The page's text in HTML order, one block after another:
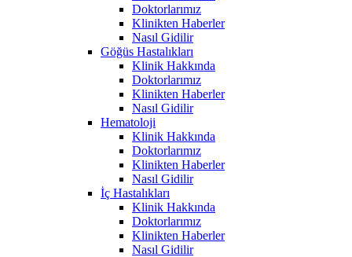
Doktorlarımız
Klinikten Haberler
Nasıl Gidilir
Göğüs Hastalıkları
Klinik Hakkında
Doktorlarımız
Klinikten Haberler
Nasıl Gidilir
Hematoloji
Klinik Hakkında
Doktorlarımız
Klinikten Haberler
Nasıl Gidilir
İç Hastalıkları
Klinik Hakkında
Doktorlarımız
Klinikten Haberler
Nasıl Gidilir